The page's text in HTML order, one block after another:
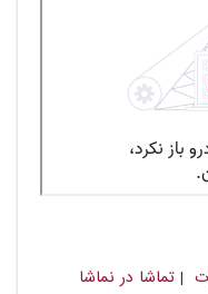
| تماشا در نماشا​